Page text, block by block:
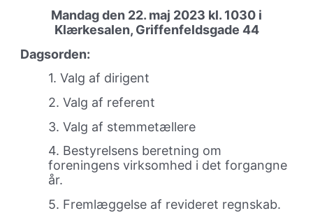
Mandag den 22. maj 2023 kl. 1030 i
Klærkesalen, Griffenfeldsgade 44
Dagsorden:
1. Valg af dirigent
2. Valg af referent
3. Valg af stemmetællere
4. Bestyrelsens beretning om
foreningens virksomhed i det forgangne
år.
5. Fremlæggelse af revideret regnskab.